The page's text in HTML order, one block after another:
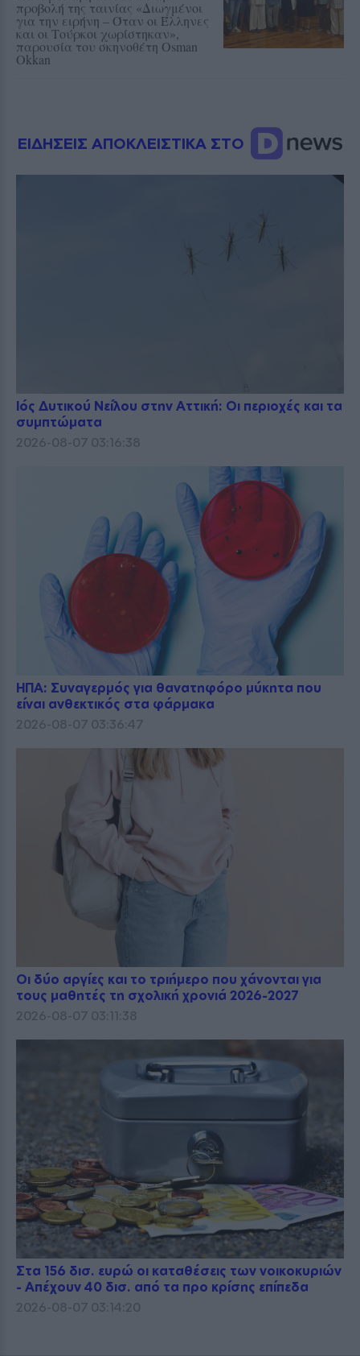
προβολή της ταινίας «Διωγμένοι
για την ειρήνη – Όταν οι Έλληνες
και οι Τούρκοι χωρίστηκαν»,
παρουσία του σκηνοθέτη Osman
Okkan
ΕΙΔΗΣΕΙΣ ΑΠΟΚΛΕΙΣΤΙΚΑ ΣΤΟ
Ιός Δυτικού Νείλου στην Αττική: Οι περιοχές και τα
συμπτώματα
2026-08-07 03:16:38
ΗΠΑ: Συναγερμός για θανατηφόρο μύκητα που
είναι ανθεκτικός στα φάρμακα
2026-08-07 03:36:47
Οι δύο αργίες και το τριήμερο που χάνονται για
τους μαθητές τη σχολική χρονιά 2026-2027
2026-08-07 03:11:38
Στα 156 δισ. ευρώ οι καταθέσεις των νοικοκυριών
- Απέχουν 40 δισ. από τα προ κρίσης επίπεδα
2026-08-07 03:14:20